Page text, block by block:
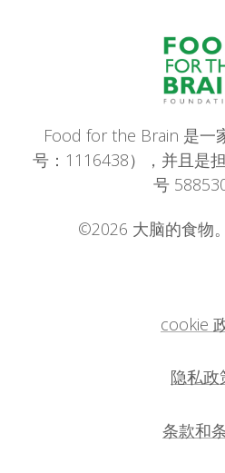
Food for the Brain 是一
号：1116438），并且是
号
©2026 大脑的食物
cookie
隐私政
条款和